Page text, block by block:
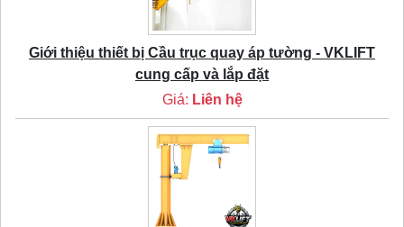
Giới thiệu thiết bị Cầu trục quay áp tường - VKLIFT
cung cấp và lắp đặt
Giá: Liên hệ